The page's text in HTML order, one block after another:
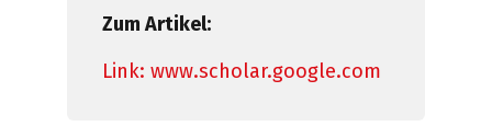
Zum Artikel:
Link: www.scholar.google.com